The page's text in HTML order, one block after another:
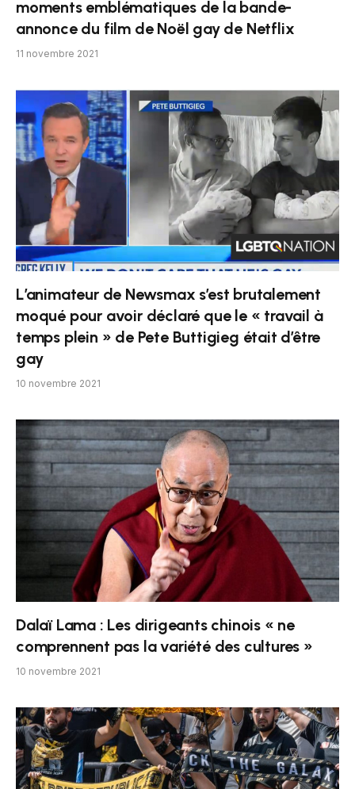
moments emblématiques de la bande-
annonce du film de Noël gay de Netflix
11 novembre 2021
L’animateur de Newsmax s’est brutalement
moqué pour avoir déclaré que le « travail à
temps plein » de Pete Buttigieg était d’être
gay
10 novembre 2021
Dalaï Lama : Les dirigeants chinois « ne
comprennent pas la variété des cultures »
10 novembre 2021